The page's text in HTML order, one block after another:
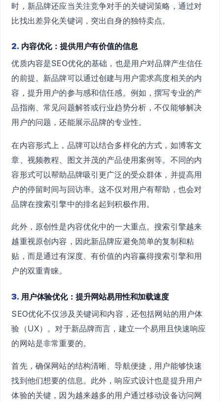
时，新品牌还应当关注竞争对手的关键词策略，通过对
比找出差异化关键词，突出自身的独特卖点。
2. 内容优化：提供用户有价值的信息
优质内容是SEO优化的基础，也是用户对品牌产生信任
的前提。新品牌可以通过创建与用户需求高度相关的内
容，提升用户的参与感和信任感。例如，撰写专业的产
品指南、常见问题解答或行业趋势分析，不仅能够解决
用户的问题，还能展示品牌的专业性。
在内容形式上，品牌可以结合多样化的方式，如博客文
章、视频教程、图文并茂的产品使用案例等。不同的内
容形式可以帮助品牌吸引更广泛的受众群体，并提高用
户的停留时间与回访率。这不仅对用户有帮助，也会对
品牌在搜索引擎中的排名起到积极作用。
此外，原创性是内容优化中的一大重点。搜索引擎越来
越重视原创内容，因此新品牌应避免简单的复制和粘
贴，而是通过有深度、有价值的内容赢得搜索引擎和用
户的双重青睐。
3. 用户体验优化：提升网站易用性和加载速度
SEO优化不仅涉及关键词和内容，还包括网站的用户体
验（UX）。对于新品牌而言，建立一个易用且快速响应
的网站是非常重要的。
首先，确保网站的结构清晰、导航便捷，用户能够快速
找到他们想要的信息。此外，响应式设计也是提升用户
体验的关键，因为越来越多的用户通过移动设备访问网